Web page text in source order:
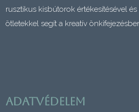
rusztikus kisbútorok értékesítésével
ötletekkel segít a kreatív
Adatvédelem